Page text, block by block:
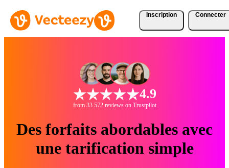
Inscription Connecter
4.9
from 33 572 reviews on Trustpilot
Des forfaits abordables avec
une tarification simple